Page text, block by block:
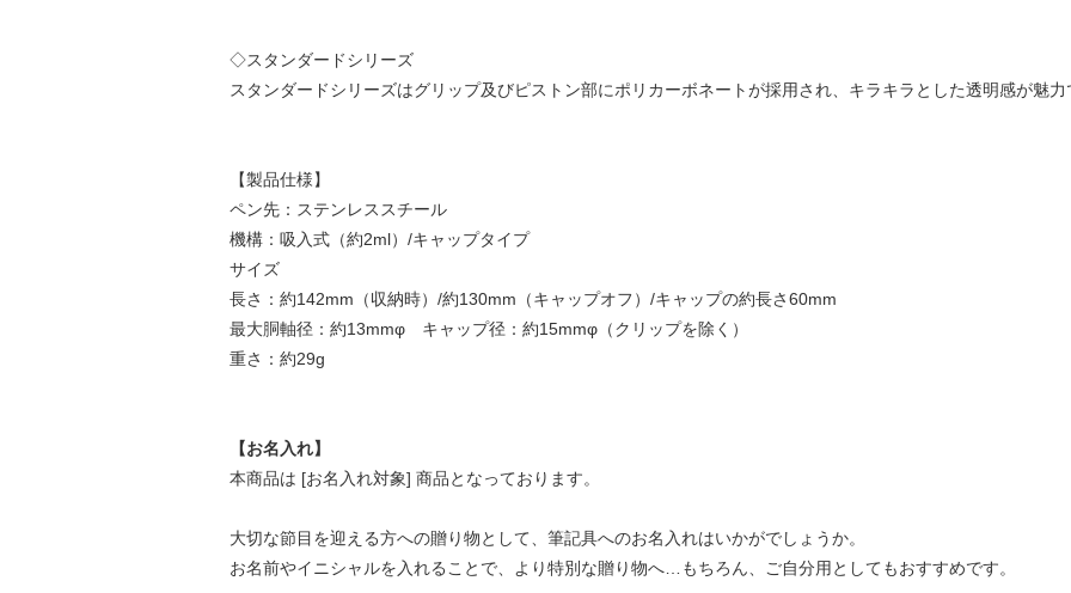
◇スタンダードシリーズ
スタンダードシリーズはグリップ及びピストン部にポリカーボネートが採用され、キラキラとした透明感が魅力
【製品仕様】
ペン先：ステンレススチール
機構：吸入式（約2ml）/キャップタイプ
サイズ
長さ：約142mm（収納時）/約130mm（キャップオフ）/キャップの約長さ60mm
最大胴軸径：約13mmφ キャップ径：約15mmφ（クリップを除く）
重さ：約29g
【お名入れ】
本商品は [お名入れ対象] 商品となっております。
大切な節目を迎える方への贈り物として、筆記具へのお名入れはいかがでしょうか。
お名前やイニシャルを入れることで、より特別な贈り物へ…もちろん、ご自分用としてもおすすめです。